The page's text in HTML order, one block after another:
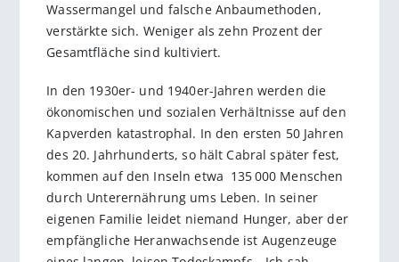
Wassermangel und falsche Anbaumethoden,
verstärkte sich. Weniger als zehn Prozent der
Gesamtfläche sind kultiviert.
In den 1930er- und 1940er-Jahren werden die
ökonomischen und sozialen Verhältnisse auf den
Kapverden katastrophal. In den ersten 50 Jahren
des 20. Jahrhunderts, so hält Cabral später fest,
kommen auf den Inseln etwa 135 000 Menschen
durch Unterernährung ums Leben. In seiner
eigenen Familie leidet niemand Hunger, aber der
empfängliche Heranwachsende ist Augenzeuge